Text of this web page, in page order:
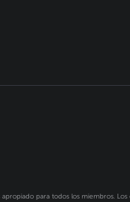
para todos los miembros.